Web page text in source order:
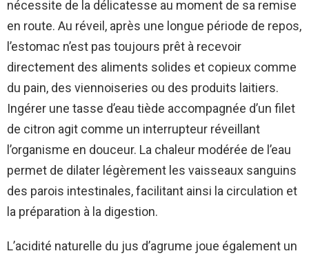
nécessite de la délicatesse au moment de sa remise
en route. Au réveil, après une longue période de repos,
l’estomac n’est pas toujours prêt à recevoir
directement des aliments solides et copieux comme
du pain, des viennoiseries ou des produits laitiers.
Ingérer une tasse d’eau tiède accompagnée d’un filet
de citron agit comme un interrupteur réveillant
l’organisme en douceur. La chaleur modérée de l’eau
permet de dilater légèrement les vaisseaux sanguins
des parois intestinales, facilitant ainsi la circulation et
la préparation à la digestion.
L’acidité naturelle du jus d’agrume joue également un